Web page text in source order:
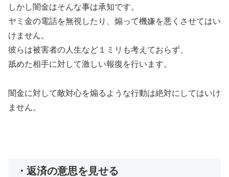
しかし闇金はそんな事は承知です。
ヤミ金の電話を無視したり、煽って機嫌を悪くさせてはい
けません。
彼らは被害者の人生など１ミリも考えておらず、
舐めた相手に対して激しい報復を行います。
闇金に対して敵対心を煽るような行動は絶対にしてはいけ
ません。
・返済の意思を見せる